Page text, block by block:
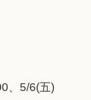
、5/6(五)